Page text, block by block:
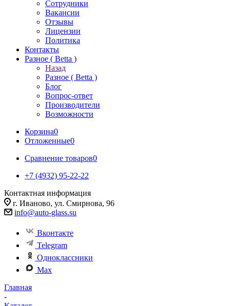
Сотрудники
Вакансии
Отзывы
Лицензии
Политика
Контакты
Разное ( Betta )
Назад
Разное ( Betta )
Блог
Вопрос-ответ
Производители
Возможности
Корзина0
Отложенные0
Сравнение товаров0
+7 (4932) 95-22-22
Контактная информация
г. Иваново, ул. Смирнова, 96
info@auto-glass.su
Вконтакте
Telegram
Одноклассники
Max
Главная
-